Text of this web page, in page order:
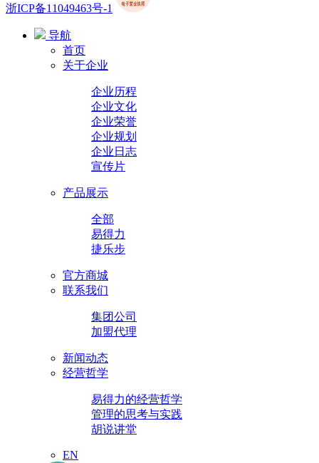
浙ICP备11049463号-1
导航
首页
关于企业
企业历程
企业文化
企业荣誉
企业规划
企业日志
宣传片
产品展示
全部
易得力
捷乐步
官方商城
联系我们
集团公司
加盟代理
新闻动态
经营哲学
易得力的经营哲学
管理的思考与实践
胡说讲堂
EN